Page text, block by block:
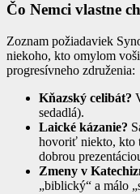
Čo Nemci vlastne
Zoznam požiadaviek
niekoho, kto omylom
progresívneho združenia:
Kňazský celibát?
sedadlá).
Laické kázanie?
hovoriť niekto, kto
dobrou
Zmeny v
„biblický“ a málo